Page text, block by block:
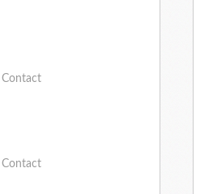
Contact
Contact